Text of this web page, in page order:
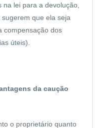
lei para a devolução,
que ela seja
compensação dos
úteis).
da caução
o proprietário quanto